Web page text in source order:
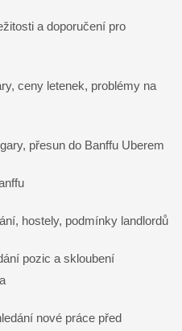
a doporučení pro
ceny letenek, problémy na
přesun do Banffu Uberem
hostely, podmínky landlordů
pozic a skloubení
nové práce před